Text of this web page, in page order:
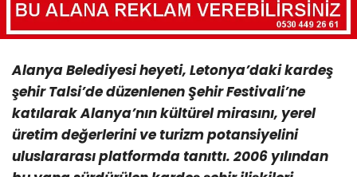
Alanya Belediyesi heyeti, Letonya’daki kardeş
şehir Talsi’de düzenlenen Şehir Festivali’ne
katılarak Alanya’nın kültürel mirasını, yerel
üretim değerlerini ve turizm potansiyelini
uluslararası platformda tanıttı. 2006 yılından